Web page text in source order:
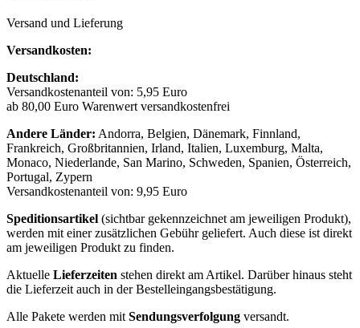
Versand und Lieferung
Versandkosten:
Deutschland:
Versandkostenanteil von: 5,95 Euro
ab 80,00 Euro Warenwert versandkostenfrei
Andere Länder: Andorra, Belgien, Dänemark, Finnland,
Frankreich, Großbritannien, Irland, Italien, Luxemburg, Malta,
Monaco, Niederlande, San Marino, Schweden, Spanien, Österreich,
Portugal, Zypern
Versandkostenanteil von: 9,95 Euro
Speditionsartikel (sichtbar gekennzeichnet am jeweiligen Produkt),
werden mit einer zusätzlichen Gebühr geliefert. Auch diese ist direkt
am jeweiligen Produkt zu finden.
Aktuelle Lieferzeiten stehen direkt am Artikel. Darüber hinaus steht
die Lieferzeit auch in der Bestelleingangsbestätigung.
Alle Pakete werden mit Sendungsverfolgung versandt.